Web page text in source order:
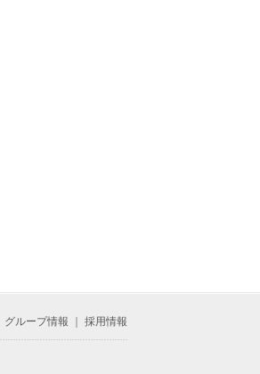
グループ情報 採用情報